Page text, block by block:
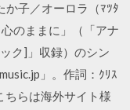
か子／オーロラ（ﾏﾂﾀ
のままに」（「アナ
ク]」収録）のシン
」。作詞：ｸﾘｽ
ちらは海外サイト様